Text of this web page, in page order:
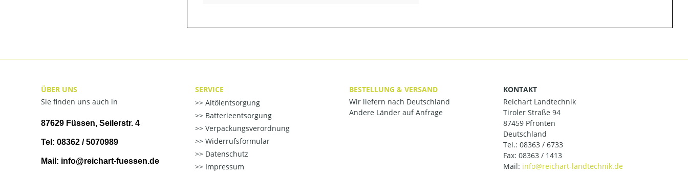
ÜBER UNS
Sie finden uns auch in
87629 Füssen, Seilerstr. 4
Tel: 08362 / 5070989
Mail: info@reichart-fuessen.de
SERVICE
Altölentsorgung
Batterieentsorgung
Verpackungsverordnung
Widerrufsformular
Datenschutz
Impressum
BESTELLUNG & VERSAND
Wir liefern nach Deutschland
Andere Länder auf Anfrage
KONTAKT
Reichart Landtechnik
Tiroler Straße 94
87459 Pfronten
Deutschland
Tel.: 08363 / 6733
Fax: 08363 / 1413
Mail: